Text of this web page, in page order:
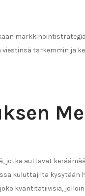
tarkemmin ja
jotka auttavat
kuluttajilta kysytään
kvantitatiivisia,